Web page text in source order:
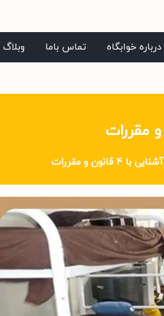
درباره خوابگاه تماس باما وبلاگ
و مقررات